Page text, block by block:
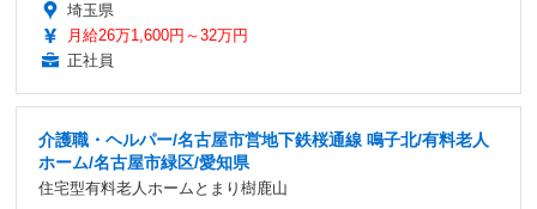
埼玉県
月給26万1,600円～32万円
正社員
介護職・ヘルパー/名古屋市営地下鉄桜通線 鳴子北/有料老人
ホーム/名古屋市緑区/愛知県
住宅型有料老人ホームとまり樹鹿山